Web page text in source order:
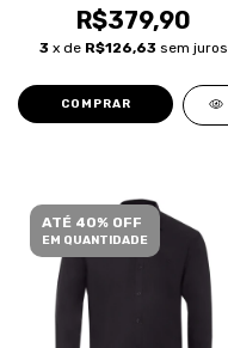
R$379,90
3 x de R$126,63 sem juros
COMPRAR
ATÉ 40% OFF
EM QUANTIDADE